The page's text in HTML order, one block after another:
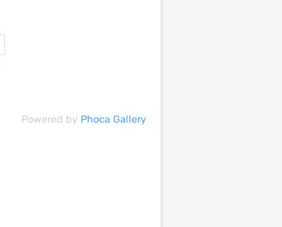
Powered by Phoca Gallery